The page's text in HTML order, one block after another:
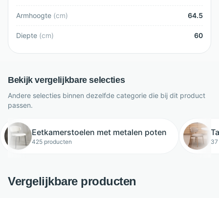
Armhoogte (cm) 64.5
Diepte (cm) 60
Bekijk vergelijkbare selecties
Andere selecties binnen dezelfde categorie die bij dit product
passen.
Eetkamerstoelen met metalen poten
425 producten
Vergelijkbare producten